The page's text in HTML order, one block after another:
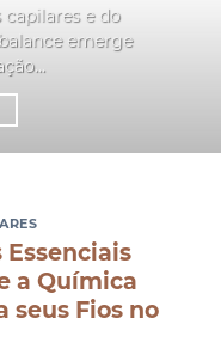
capilares e do
emerge
Essenciais
a Química
seus Fios no